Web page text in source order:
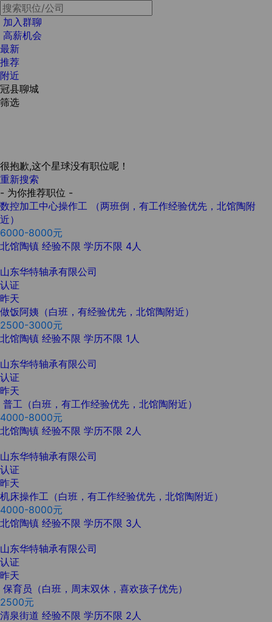
加入群聊
高薪机会
最新
推荐
附近
冠县聊城
筛选
很抱歉,这个星球没有职位呢！
重新搜索
- 为你推荐职位 -
数控加工中心操作工 （两班倒，有工作经验优先，北馆陶附
近）
6000-8000元
北馆陶镇 经验不限 学历不限 4人
山东华特轴承有限公司
认证
昨天
做饭阿姨（白班，有经验优先，北馆陶附近）
2500-3000元
北馆陶镇 经验不限 学历不限 1人
山东华特轴承有限公司
认证
昨天
普工（白班，有工作经验优先，北馆陶附近）
4000-8000元
北馆陶镇 经验不限 学历不限 2人
山东华特轴承有限公司
认证
昨天
机床操作工（白班，有工作经验优先，北馆陶附近）
4000-8000元
北馆陶镇 经验不限 学历不限 3人
山东华特轴承有限公司
认证
昨天
保育员（白班，周末双休，喜欢孩子优先）
2500元
清泉街道 经验不限 学历不限 2人